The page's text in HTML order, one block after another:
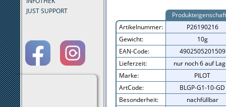
JUST SUPPORT
Artikelnummer:
P26190216
Gewicht:
10g
EAN-Code:
4902505201509
Lieferzeit:
nur noch 6 auf
Marke:
PILOT
ArtCode:
BLGP-G1-10-GD
Besonderheit:
nachfüllbar